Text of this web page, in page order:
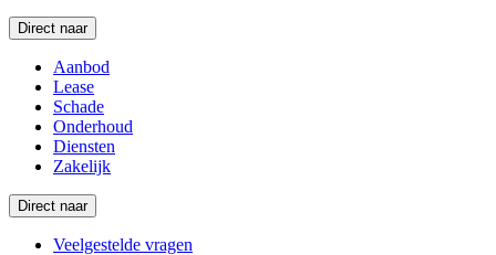
Direct naar
Aanbod
Lease
Schade
Onderhoud
Diensten
Zakelijk
Direct naar
Veelgestelde vragen